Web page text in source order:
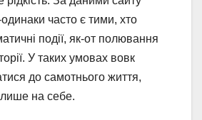
часто є тими, хто
події, як-от полювання
У таких умовах вовк
до самотнього життя,
на себе.